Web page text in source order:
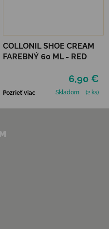
COLLONIL SHOE CREAM
FAREBNÝ 60 ML - RED
6,90 €
Pozrieť viac Skladom (2 ks)